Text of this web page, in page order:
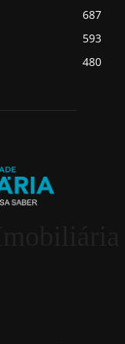
687
593
480